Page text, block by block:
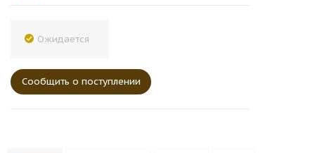
Ожидается
Сообщить о поступлении